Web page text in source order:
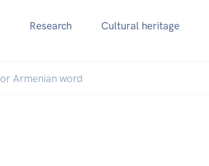
Research Cultural heritage